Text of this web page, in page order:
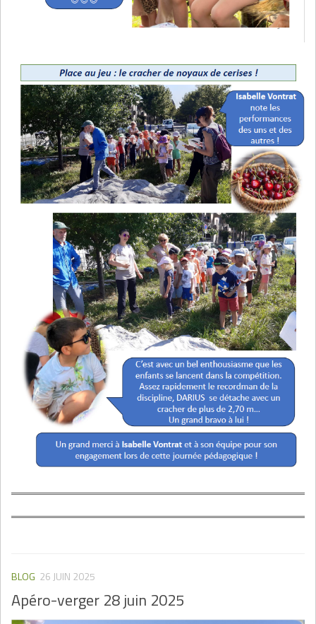
BLOG 26 JUIN 2025
Apéro-verger 28 juin 2025